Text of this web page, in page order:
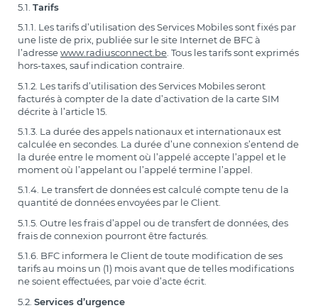
5.1. Tarifs
5.1.1. Les tarifs d’utilisation des Services Mobiles sont fixés par
une liste de prix, publiée sur le site Internet de BFC à
l’adressewww.radiusconnect.be. Tous les tarifs sont exprimés
hors-taxes, sauf indication contraire.
5.1.2. Les tarifs d’utilisation des Services Mobiles seront
facturés à compter de la date d’activation de la carte SIM
décrite à l’article 15.
5.1.3. La durée des appels nationaux et internationaux est
calculée en secondes. La durée d’une connexion s’entend de
la durée entre le moment où l’appelé accepte l’appel et le
moment où l’appelant ou l’appelé termine l’appel.
5.1.4. Le transfert de données est calculé compte tenu de la
quantité de données envoyées par le Client.
5.1.5. Outre les frais d’appel ou de transfert de données, des
frais de connexion pourront être facturés.
5.1.6. BFC informera le Client de toute modification de ses
tarifs au moins un (1) mois avant que de telles modifications
ne soient effectuées, par voie d’acte écrit.
5.2. Services d’urgence